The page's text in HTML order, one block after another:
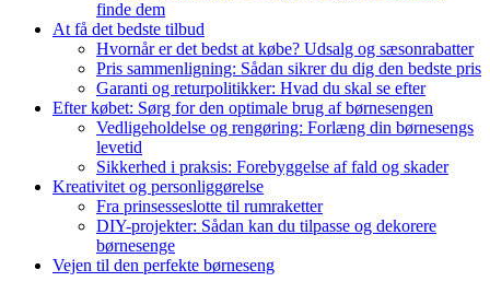
finde dem
At få det bedste tilbud
Hvornår er det bedst at købe? Udsalg og sæsonrabatter
Pris sammenligning: Sådan sikrer du dig den bedste pris
Garanti og returpolitikker: Hvad du skal se efter
Efter købet: Sørg for den optimale brug af børnesengen
Vedligeholdelse og rengøring: Forlæng din børnesengs
levetid
Sikkerhed i praksis: Forebyggelse af fald og skader
Kreativitet og personliggørelse
Fra prinsesseslotte til rumraketter
DIY-projekter: Sådan kan du tilpasse og dekorere
børnesenge
Vejen til den perfekte børneseng